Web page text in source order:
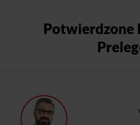
Potwierdzone